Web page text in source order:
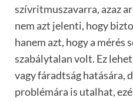
szívritmuszavarra, azaz
nem azt jelenti, hogy
hanem azt, hogy a mérés
szabálytalan volt. Ez
vagy fáradtság hatására,
problémára is utalhat,